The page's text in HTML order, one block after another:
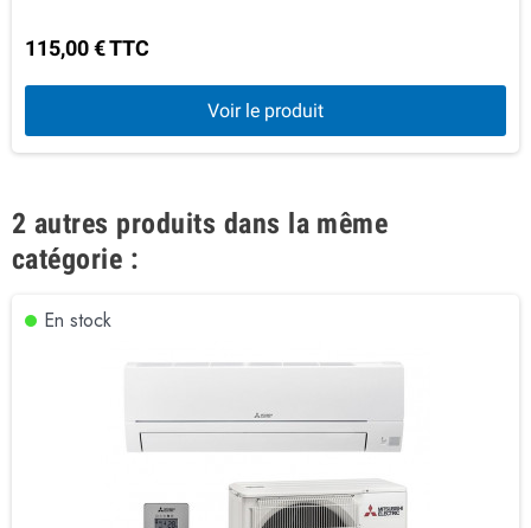
115,00 € TTC
Voir le produit
2 autres produits dans la même
catégorie :
En stock